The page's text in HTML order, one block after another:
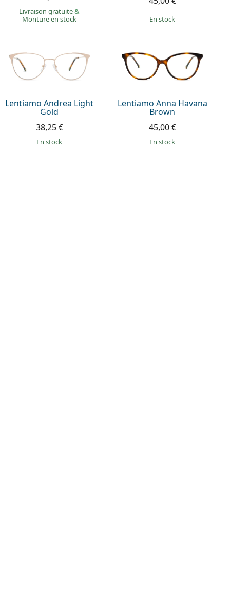
Livraison gratuite&
Monture en stock
en stock
Lentiamo Andrea Light
Gold
38,25 €
en stock
Lentiamo Anna Havana
Brown
45,00 €
en stock